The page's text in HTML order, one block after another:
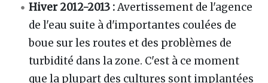
Hiver 2012-2013 :Avertissement de l'agence
de l'eau suite à d'importantes coulées de
boue sur les routes et des problèmes de
turbidité dans la zone. C'est à ce moment
que la plupart des cultures sont implantées